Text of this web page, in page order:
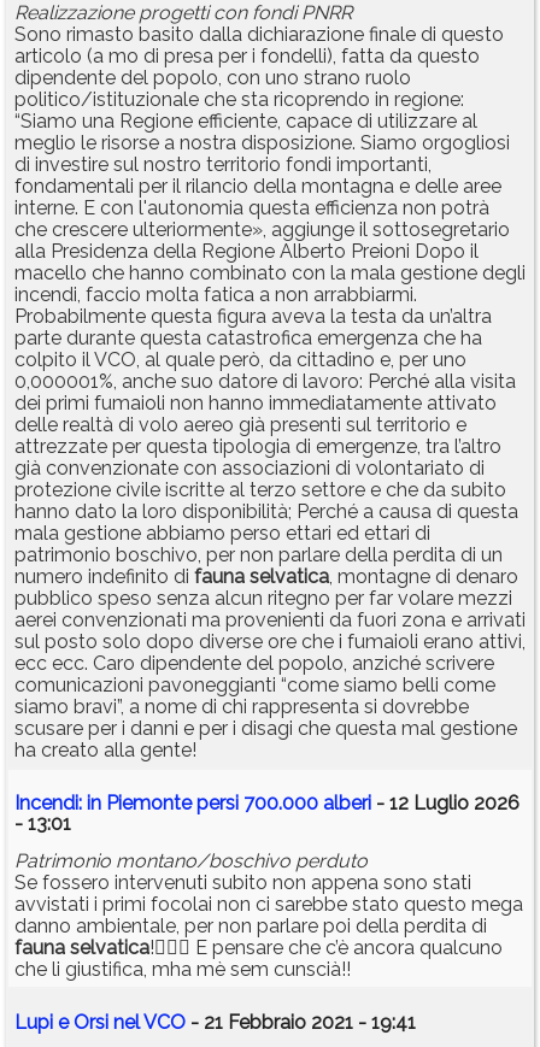
Realizzazione progetti con fondi PNRR
Sono rimasto basito dalla dichiarazione finale di questo
articolo (a mo di presa per i fondelli), fatta da questo
dipendente del popolo, con uno strano ruolo
politico/istituzionale che sta ricoprendo in regione:
“Siamo una Regione efficiente, capace di utilizzare al
meglio le risorse a nostra disposizione. Siamo orgogliosi
di investire sul nostro territorio fondi importanti,
fondamentali per il rilancio della montagna e delle aree
interne. E con l'autonomia questa efficienza non potrà
che crescere ulteriormente», aggiunge il sottosegretario
alla Presidenza della Regione Alberto Preioni Dopo il
macello che hanno combinato con la mala gestione degli
incendi, faccio molta fatica a non arrabbiarmi.
Probabilmente questa figura aveva la testa da un’altra
parte durante questa catastrofica emergenza che ha
colpito il VCO, al quale però, da cittadino e, per uno
0,000001%, anche suo datore di lavoro: Perché alla visita
dei primi fumaioli non hanno immediatamente attivato
delle realtà di volo aereo già presenti sul territorio e
attrezzate per questa tipologia di emergenze, tra l’altro
già convenzionate con associazioni di volontariato di
protezione civile iscritte al terzo settore e che da subito
hanno dato la loro disponibilità; Perché a causa di questa
mala gestione abbiamo perso ettari ed ettari di
patrimonio boschivo, per non parlare della perdita di un
numero indefinito di fauna selvatica, montagne di denaro
pubblico speso senza alcun ritegno per far volare mezzi
aerei convenzionati ma provenienti da fuori zona e arrivati
sul posto solo dopo diverse ore che i fumaioli erano attivi,
ecc ecc. Caro dipendente del popolo, anziché scrivere
comunicazioni pavoneggianti “come siamo belli come
siamo bravi”, a nome di chi rappresenta si dovrebbe
scusare per i danni e per i disagi che questa mal gestione
ha creato alla gente!
Incendi: in Piemonte persi 700.000 alberi - 12 Luglio 2026
- 13:01
Patrimonio montano/boschivo perduto
Se fossero intervenuti subito non appena sono stati
avvistati i primi focolai non ci sarebbe stato questo mega
danno ambientale, per non parlare poi della perdita di
fauna selvatica!🤦🏻‍♂️ E pensare che c’è ancora qualcuno
che li giustifica, mha mè sem cunscià!!
Lupi e Orsi nel VCO - 21 Febbraio 2021 - 19:41